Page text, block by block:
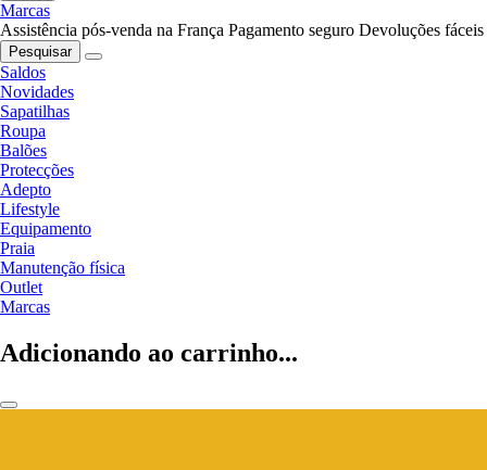
Marcas
Assistência pós-venda na França Pagamento seguro Devoluções fáceis
Pesquisar
Saldos
Novidades
Sapatilhas
Roupa
Balões
Protecções
Adepto
Lifestyle
Equipamento
Praia
Manutenção física
Outlet
Marcas
Adicionando ao carrinho...